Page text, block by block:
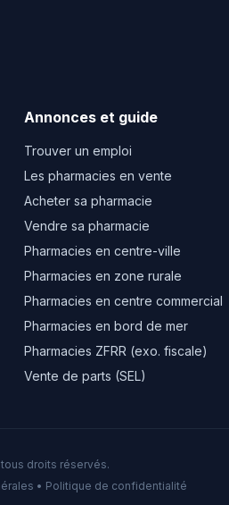
Annonces et guide
Trouver un emploi
Les pharmacies en vente
Acheter sa pharmacie
Vendre sa pharmacie
Pharmacies en centre-ville
Pharmacies en zone rurale
Pharmacies en centre commercial
Pharmacies en bord de mer
Pharmacies ZFRR (exo. fiscale)
Vente de parts (SEL)
droits réservés.
• Politique de confidentialité